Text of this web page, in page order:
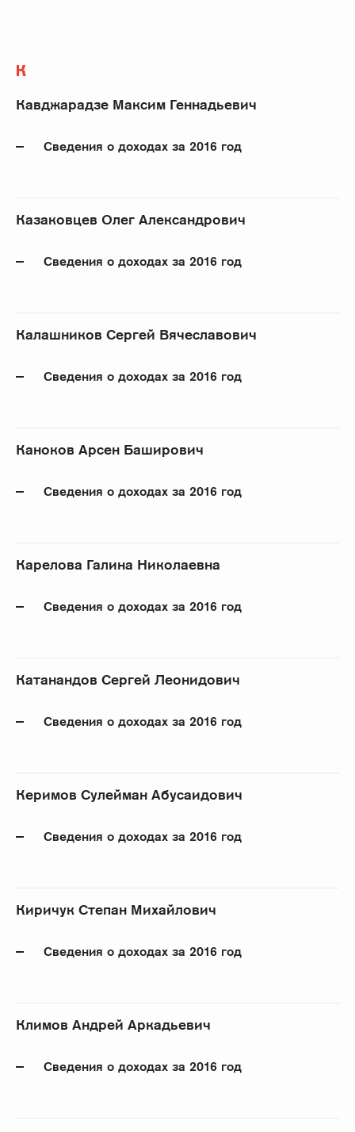
К
Кавджарадзе Максим Геннадьевич
Сведения о доходах за 2016 год
Казаковцев Олег Александрович
Сведения о доходах за 2016 год
Калашников Сергей Вячеславович
Сведения о доходах за 2016 год
Каноков Арсен Баширович
Сведения о доходах за 2016 год
Карелова Галина Николаевна
Сведения о доходах за 2016 год
Катанандов Сергей Леонидович
Сведения о доходах за 2016 год
Керимов Сулейман Абусаидович
Сведения о доходах за 2016 год
Киричук Степан Михайлович
Сведения о доходах за 2016 год
Климов Андрей Аркадьевич
Сведения о доходах за 2016 год